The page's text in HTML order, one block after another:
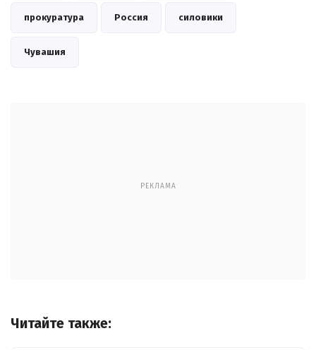
прокуратура Россия силовики
Чувашия
РЕКЛАМА
Читайте также: